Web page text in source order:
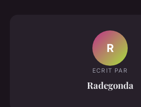
R
ECRIT PAR
Radegonda